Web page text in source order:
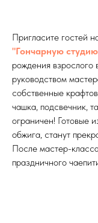
Пригласите гостей
"Гончарную
рождения взрослого
руководством
собственные
чашка, подсвечник,
ограничен! Готовые
обжига, станут
После мастер-
праздничного